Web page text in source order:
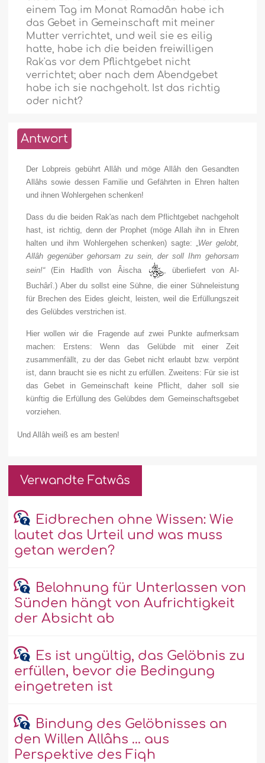
einem Tag im Monat Ramadân habe ich
das Gebet in Gemeinschaft mit meiner
Mutter verrichtet, und weil sie es eilig
hatte, habe ich die beiden freiwilligen
Rak'as vor dem Pflichtgebet nicht
verrichtet; aber nach dem Abendgebet
habe ich sie nachgeholt. Ist das richtig
oder nicht?
Antwort
Der Lobpreis gebührt Allâh und möge Allâh den Gesandten
Allâhs sowie dessen Familie und Gefährten in Ehren halten
und ihnen Wohlergehen schenken!
Dass du die beiden Rak'as nach dem Pflichtgebet nachgeholt
hast, ist richtig, denn der Prophet (möge Allah ihn in Ehren
halten und ihm Wohlergehen schenken) sagte: „Wer gelobt,
Allâh gegenüber gehorsam zu sein, der soll Ihm gehorsam
sein!“(Ein Hadîth von Âischa
, überliefert von Al-
Buchârî.) Aber du sollst eine Sühne, die einer Sühneleistung
für Brechen des Eides gleicht, leisten, weil die Erfüllungszeit
des Gelübdes verstrichen ist.
Hier wollen wir die Fragende auf zwei Punkte aufmerksam
machen: Erstens: Wenn das Gelübde mit einer Zeit
zusammenfällt, zu der das Gebet nicht erlaubt bzw. verpönt
ist, dann braucht sie es nicht zu erfüllen. Zweitens: Für sie ist
das Gebet in Gemeinschaft keine Pflicht, daher soll sie
künftig die Erfüllung des Gelübdes dem Gemeinschaftsgebet
vorziehen.
Und Allâh weiß es am besten!
Verwandte Fatwâs
Eidbrechen ohne Wissen: Wie
lautet das Urteil und was muss
getan werden?
Belohnung für Unterlassen von
Sünden hängt von Aufrichtigkeit
der Absicht ab
Es ist ungültig, das Gelöbnis zu
erfüllen, bevor die Bedingung
eingetreten ist
Bindung des Gelöbnisses an
den Willen Allâhs ... aus
Perspektive des Fiqh